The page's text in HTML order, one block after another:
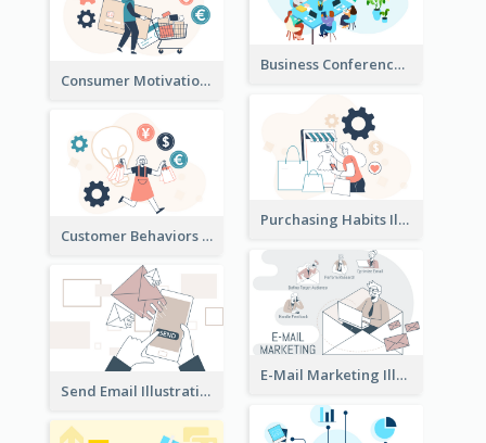
Business Conference Illustration
Consumer Motivation Illustration
Purchasing Habits Illustration
Customer Behaviors Illustration
E-Mail Marketing Illustration
Send Email Illustration